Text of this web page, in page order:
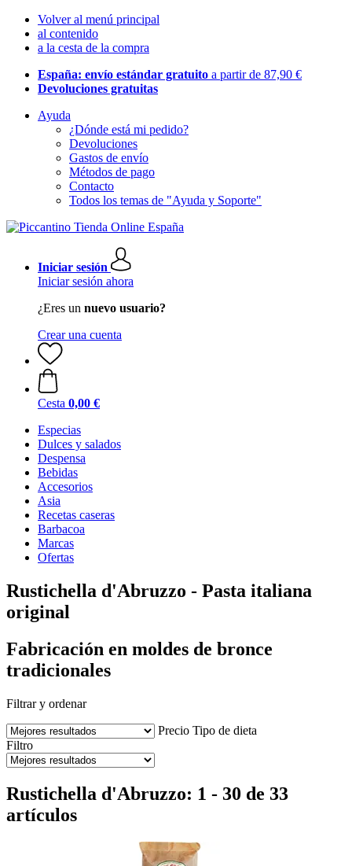
Volver al menú principal
al contenido
a la cesta de la compra
España: envío estándar gratuito a partir de 87,90 €
Devoluciones gratuitas
Ayuda
¿Dónde está mi pedido?
Devoluciones
Gastos de envío
Métodos de pago
Contacto
Todos los temas de "Ayuda y Soporte"
Iniciar sesión
Iniciar sesión ahora
¿Eres un nuevo usuario?
Crear una cuenta
Cesta 0,00 €
Especias
Dulces y salados
Despensa
Bebidas
Accesorios
Asia
Recetas caseras
Barbacoa
Marcas
Ofertas
Rustichella d'Abruzzo - Pasta italiana
original
Fabricación en moldes de bronce
tradicionales
Filtrar y ordenar
Precio Tipo de dieta
Filtro
Rustichella d'Abruzzo: 1 - 30 de 33
artículos